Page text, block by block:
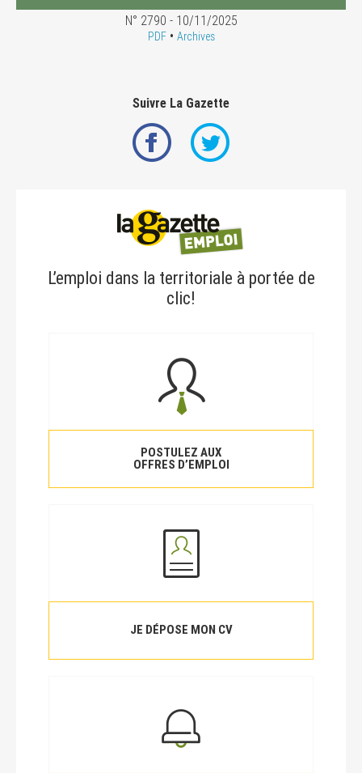
N° 2790 - 10/11/2025
PDF• Archives
Suivre La Gazette
L’emploi dans la territoriale à portée de
clic!
POSTULEZ AUX
OFFRES D’EMPLOI
JE DÉPOSE MON CV